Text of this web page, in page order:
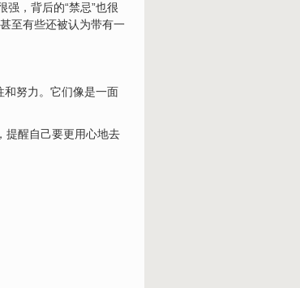
强，背后的“禁忌”也很
至有些还被认为带有一
和努力。它们像是一面
提醒自己要更用心地去